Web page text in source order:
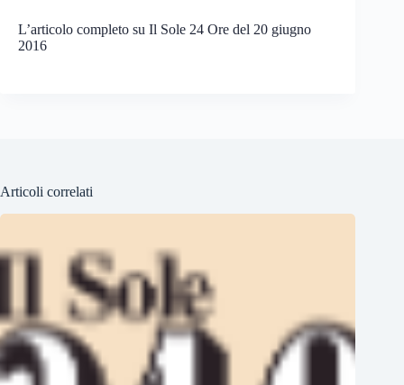
L’articolo completo su Il Sole 24 Ore del 20 giugno
2016
Articoli correlati